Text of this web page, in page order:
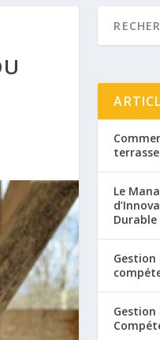
Le
Durable